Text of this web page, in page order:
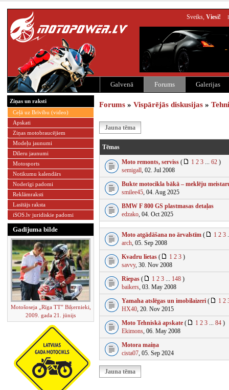
Sveiks, Viesi!
Galvenā Forums Galerijas
Ziņas un raksti
Ceļā uz Brīvību (video)
Apskati
Ziņas motobraucējiem
Modeļu jaunumi
Dīleru jaunumi
Motosports
Notikumu kalendārs
Noderīgi padomi
Reklāmraksti
Lasītājs raksta
iSOS.lv juridiskie padomi
Gadījuma bilde
Motošoseja „Rīga TT” Biķernieki,
2009. gada 21. jūnijs
Forums » Vispārējās diskusijas »
Jauna tēma
Tēmas
Moto remonts, serviss ( 1 2 3 ... 62 )
semigall, 02. Jul 2008
Bukte motocikla bākā – meklēju
smilee45, 04. Aug 2025
BMW F 800 GS plastmasas detaļas
edzako, 04. Oct 2025
Moto atgādāšana no ārvalstīm ( 1 2 3
arch, 05. Sep 2008
Kvadru lietas ( 1 2 3 )
savvy, 30. Nov 2008
Riepas ( 1 2 3 ... 148 )
baikers, 03. May 2008
Yamaha atslēgas un imobilaizeri ( 1 2
HX40, 20. Nov 2015
Moto Tehniskā apskate ( 1 2 3 ... 84 )
Ekimons, 06. May 2008
Motora maiņa
cista07, 05. Sep 2024
Jauna tēma